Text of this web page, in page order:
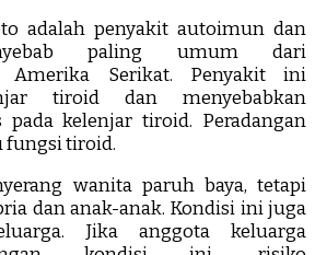
adalah penyakit autoimun dan
paling umum dari
Amerika Serikat. Penyakit ini
tiroid dan menyebabkan
pada kelenjar tiroid. Peradangan
fungsi tiroid.
wanita paruh baya, tetapi
dan anak-anak. Kondisi ini juga
Jika anggota keluarga